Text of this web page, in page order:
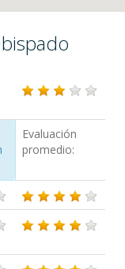
Evaluación
promedio: